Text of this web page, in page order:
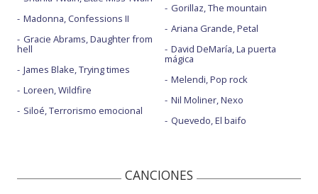
Madonna, Confessions II
Gracie Abrams, Daughter from
hell
James Blake, Trying times
Loreen, Wildfire
Siloé, Terrorismo emocional
Gorillaz, The mountain
Ariana Grande, Petal
David DeMaría, La puerta
mágica
Melendi, Pop rock
Nil Moliner, Nexo
Quevedo, El baifo
CANCIONES